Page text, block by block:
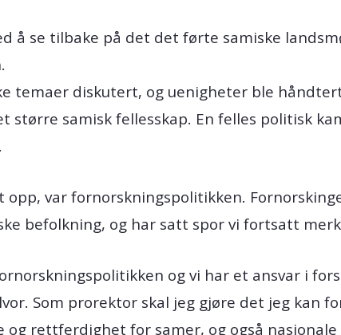
å se tilbake på det det førte samiske
temaer diskutert, og uenigheter ble
større samisk fellesskap. En felles politisk
var fornorskningspolitikken.
befolkning, og har satt spor vi fortsatt
og vi har et ansvar i
Som prorektor skal jeg gjøre det jeg kan
og rettferdighet for samer, og også